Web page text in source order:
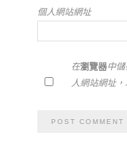
個人網站網址
在瀏覽器中
人網站網址